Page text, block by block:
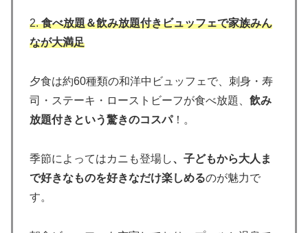
2.食べ放題＆飲み放題付きビュッフェで家族みん
なが大満足
夕食は約60種類の和洋中ビュッフェで、刺身・寿
司・ステーキ・ローストビーフが食べ放題、 飲み
放題付きという驚きのコスパ！。
季節によってはカニも登場し、子どもから大人ま
で好きなものを好きなだけ楽しめるのが魅力で
す。